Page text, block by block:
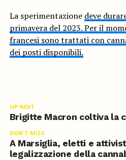
La sperimentazione deve
primavera del 2023. Per il
francesi sono trattati con
dei posti disponibili.
UP NEXT
Brigitte Macron coltiva la
DON'T MISS
A Marsiglia, eletti e
legalizzazione della